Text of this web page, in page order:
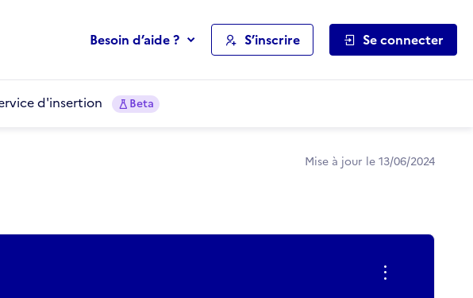
Besoin d’aide ? S’inscrire Se connecter
d'insertion Beta
Mise à jour le 13/06/2024